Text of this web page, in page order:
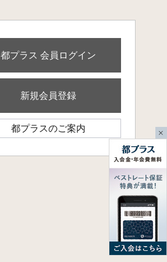
都プラス 会員ログイン
新規会員登録
都プラスのご案内